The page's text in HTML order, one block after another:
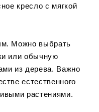
кресло с мягкой
Можно выбрать
или обычную
из дерева. Важно
естественного
растениями.